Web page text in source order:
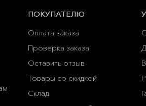
ПОКУПАТЕЛЮ
Оплата заказа
Проверка заказа
Оставить отзыв
Товары со скидкой
Склад